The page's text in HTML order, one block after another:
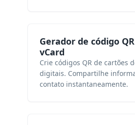
Gerador de código
vCard
Crie códigos QR de cartões
digitais. Compartilhe
contato instantaneamente.